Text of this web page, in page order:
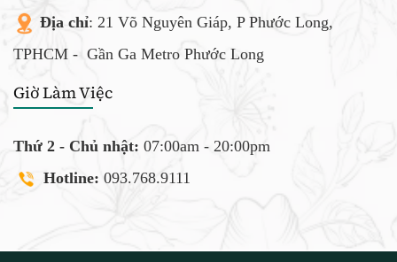
Địa chỉ: 21 Võ Nguyên Giáp, P Phước Long,
TPHCM - Gần Ga Metro Phước Long
Giờ Làm Việc
Thứ 2 - Chủ nhật: 07:00am - 20:00pm
Hotline: 093.768.9111